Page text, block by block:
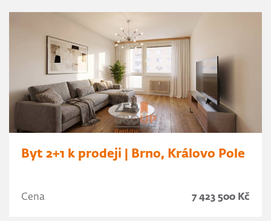
Byt 2+1 k prodeji | Brno, Královo Pole
Cena 7 423 500 Kč